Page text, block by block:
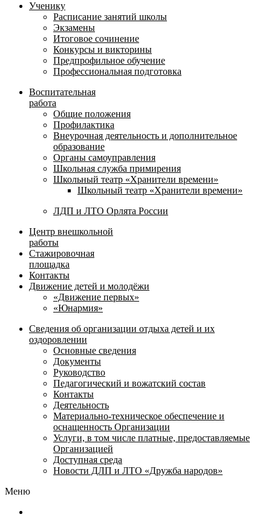
Ученику
Расписание занятий школы
Экзамены
Итоговое сочинение
Конкурсы и викторины
Предпрофильное обучение
Профессиональная подготовка
Воспитательная
работа
Общие положения
Профилактика
Внеурочная деятельность и дополнительное
образование
Органы самоуправления
Школьная служба примирения
Школьный театр «Хранители времени»
Школьный театр «Хранители времени»
ЛДП и ЛТО Орлята России
Центр внешкольной
работы
Стажировочная
площадка
Контакты
Движение детей и молодёжи
«Движение первых»
«Юнармия»
Сведения об организации отдыха детей и их
оздоровлении
Основные сведения
Документы
Руководство
Педагогический и вожатский состав
Контакты
Деятельность
Материально-техническое обеспечение и
оснащенность Организации
Услуги, в том числе платные, предоставляемые
Организацией
Доступная среда
Новости ДЛП и ЛТО «Дружба народов»
Меню